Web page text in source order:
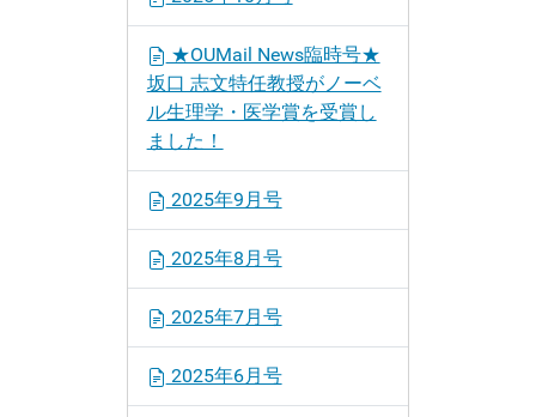
★OUMail News臨時号★
坂口 志文特任教授がノーベ
ル生理学・医学賞を受賞し
ました！
2025年9月号
2025年8月号
2025年7月号
2025年6月号